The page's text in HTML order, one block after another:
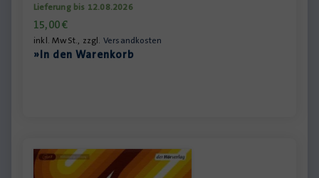
Lieferung bis 12.08.2026
15,00€
inkl. MwSt., zzgl. Versandkosten
»In den Warenkorb